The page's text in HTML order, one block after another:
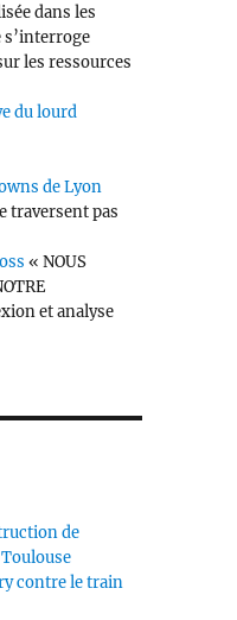
dans les
s’interroge
les ressources
du lourd
de Lyon
traversent pas
« NOUS
et analyse
de
contre le train